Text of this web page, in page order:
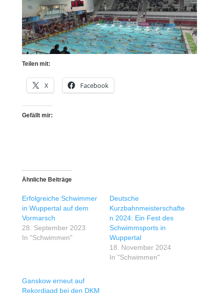
Teilen mit:
X Facebook
Gefällt mir:
Ähnliche Beiträge
Erfolgreiche Schwimmer
in Wuppertal auf dem
Vormarsch
28. September 2023
In "Schwimmen"
Deutsche
Kurzbahnmeisterschafte
n 2024: Ein Fest des
Schwimmsports in
Wuppertal
18. November 2024
In "Schwimmen"
Ganskow erneut auf
Rekordjagd bei den DKM